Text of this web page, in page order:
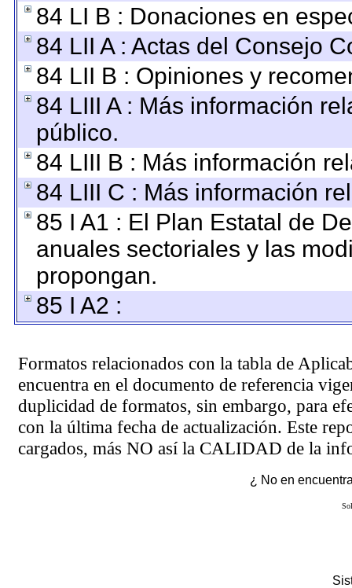
84 LI B : Donaciones en
84 LII A : Actas del Consejo
84 LII B : Opiniones y
84 LIII A : Más información
público.
84 LIII B : Más información
84 LIII C : Más información
85 I A1 : El Plan Estatal de
anuales sectoriales y las
propongan.
85 I A2 :
Formatos relacionados con la tabla de
encuentra en el documento de referencia
duplicidad de formatos, sin embargo, para
con la última fecha de actualización. Este
cargados, más NO así la CALIDAD de la
¿ No en